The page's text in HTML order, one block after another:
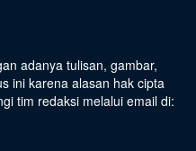
adanya tulisan, gambar,
ini karena alasan hak cipta
tim redaksi melalui email di: